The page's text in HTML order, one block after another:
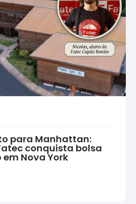
para Manhattan:
conquista bolsa
Nova York